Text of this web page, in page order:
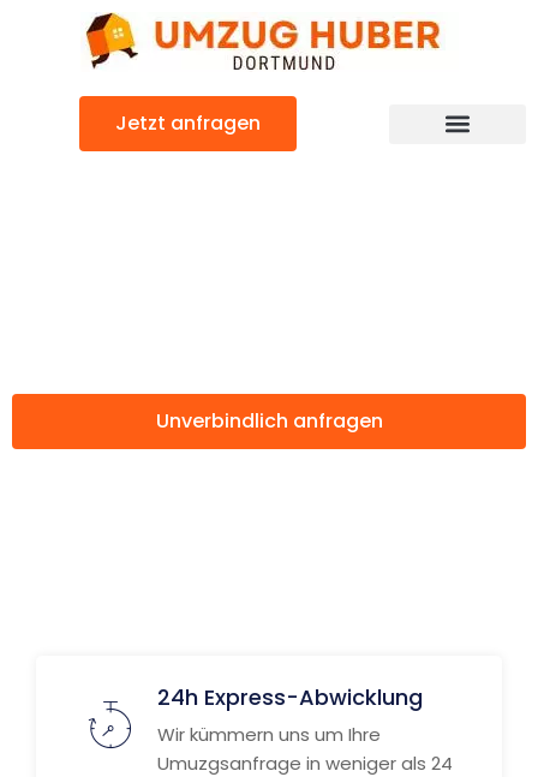
Jetzt anfragen
Unverbindlich anfragen
24h Express-Abwicklung
Wir kümmern uns um Ihre
Umuzgsanfrage in weniger als 24